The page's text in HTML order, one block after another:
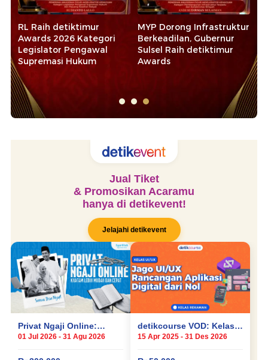
RL Raih detiktimur
Awards 2026 Kategori
Legislator Pengawal
Supremasi Hukum
MYP Dorong Infrastruktur
Berkeadilan, Gubernur
Sulsel Raih detiktimur
Awards